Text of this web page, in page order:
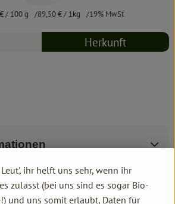
/ 100 g 89,50 €/ 1kg 19% MwSt
Herkunft
ihr helft uns sehr, wenn ihr
zulasst (bei uns sind es sogar Bio-
und uns somit erlaubt, Daten für